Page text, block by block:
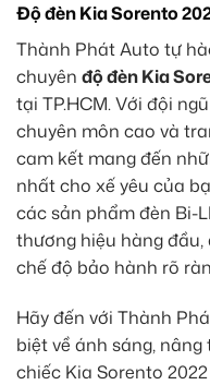
Độ đèn Kia Sorento
Thành Phát Auto tự
chuyên độ đèn Kia
tại TP.HCM. Với đội
chuyên môn cao và
cam kết mang đến
nhất cho xế yêu của
các sản phẩm đèn Bi-
thương hiệu hàng
chế độ bảo hành rõ
Hãy đến với Thành
biệt về ánh sáng,
chiếc Kia Sorento